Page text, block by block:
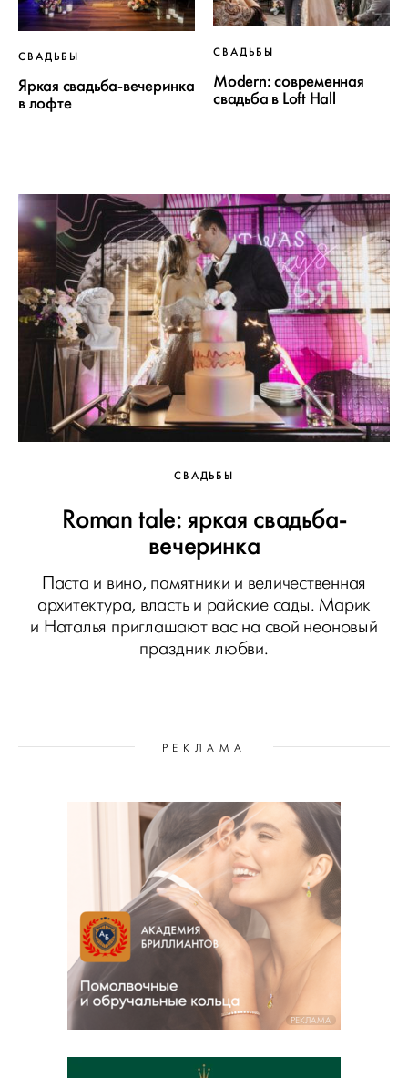
СВАДЬБЫ
Яркая свадьба-вечеринка
в лофте
СВАДЬБЫ
Modern: современная
свадьба в Loft Hall
СВАДЬБЫ
Roman tale: яркая свадьба-
вечеринка
Паста и вино, памятники и величественная
архитектура, власть и райские сады. Марик
и Наталья приглашают вас на свой неоновый
праздник любви.
РЕКЛАМА
РЕКЛАМА